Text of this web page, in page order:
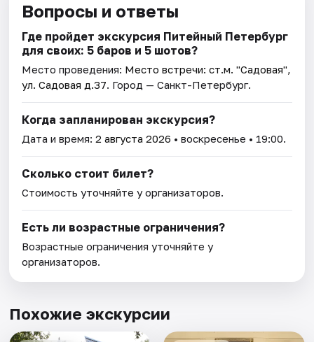
Вопросы и ответы
Где пройдет экскурсия Питейный Петербург
для своих: 5 баров и 5 шотов?
Место проведения: Место встречи: ст.м. "Садовая",
ул. Садовая д.37. Город — Санкт-Петербург.
Когда запланирован экскурсия?
Дата и время:2 августа 2026 • воскресенье • 19:00.
Сколько стоит билет?
Стоимость уточняйте у организаторов.
Есть ли возрастные ограничения?
Возрастные ограничения уточняйте у
организаторов.
Похожие экскурсии